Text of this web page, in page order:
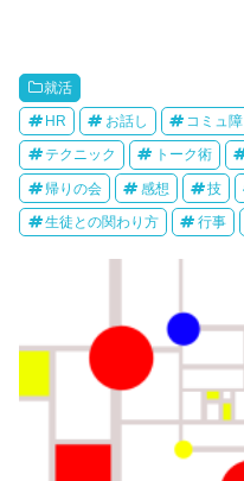
就活
HR お話し コミュ障
テクニック トーク術
帰りの会 感想 技
生徒との関わり方 行事